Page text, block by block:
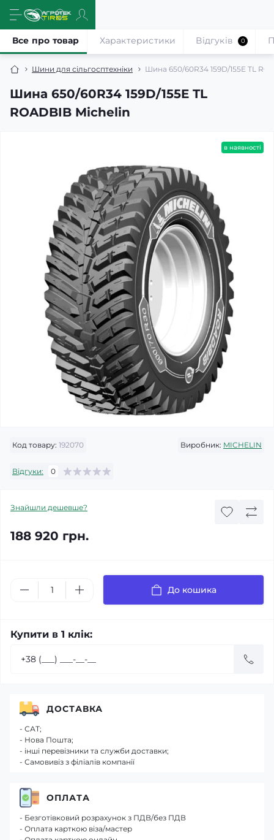
Шини для сільгосптехніки Шина 650/60R34 159D/155E TL
Шина 650/60R34 159D/155E TL
ROADBIB Michelin
Все про товар Характеристики Відгуків 0
в наявності
Код товару: 192070 Виробник: MICHELIN
Відгуки: 0
Знайшли дешевше?
188 920 грн.
До кошика
Купити в 1 клік:
ДОСТАВКА
- САТ;
- Нова Пошта;
- інші перевізники та служби доставки;
- Самовивіз з філіалів компанії
ОПЛАТА
- Безготівковий розрахунок з ПДВ/без ПДВ
- Оплата карткою віза/мастер